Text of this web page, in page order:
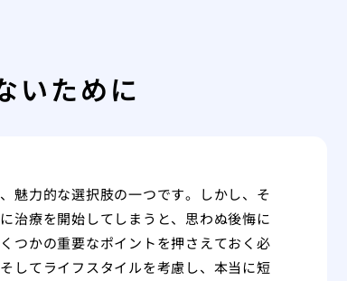
いために
魅力的な選択肢の一つです。しかし、そ
治療を開始してしまうと、思わぬ後悔に
つかの重要なポイントを押さえておく必
してライフスタイルを考慮し、本当に短